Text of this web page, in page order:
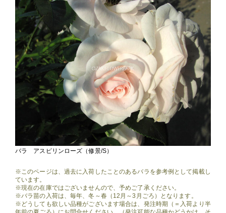
バラ アスピリンローズ（修景/S）
※このページは、過去に入荷したことのあるバラを参考例として掲載し
ています。
※現在の在庫ではございませんので、予めご了承ください。
※バラ苗の入荷は、毎年、冬～春（12月～3月ごろ）となります。
※どうしても欲しい品種がございます場合は、発注時期（＝入荷より半